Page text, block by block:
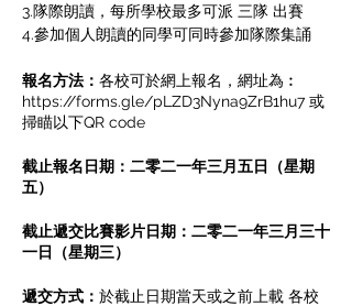
3.隊際朗讀，每所學校最多可派 三隊 出賽
4.參加個人朗讀的同學可同時參加隊際集誦
報名方法： 各校可於網上報名，網址為︰
https://forms.gle/pLZD3Nyna9ZrB1hu7 或
掃瞄以下QR code
截止報名日期：二零二一年三月五日（星期
五）
截止遞交比賽影片日期：二零二一年三月三十
一日（星期三）
遞交方式： 於截止日期當天或之前上載 各校